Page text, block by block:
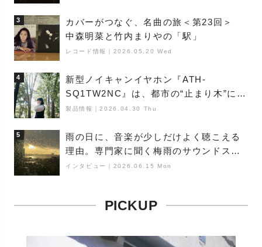
3
カバーがつなぐ、名曲の旅＜第23回＞
中森明菜と竹内まりやの「駅」
レコード情報 2026.05.20 Wed
4
新型ノイキャンイヤホン『ATH-
SQ1TW2NC』は、都市の“止まり木”にな
り得るーシンガーソングライター浮
製品情報 ｜2026.04.30 Thu
5
雨の日に、音楽が少しだけよく聴こえる
理由。専門家に聞く梅雨のサウンドス
ケープ
インタビュー 2026.06.15 Mon
PICKUP